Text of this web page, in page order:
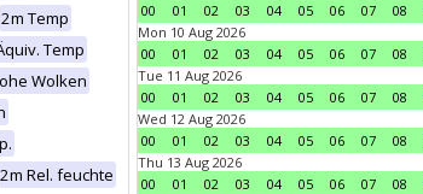
2m Temp
Temp
Wolken
2m Rel. feuchte
00
01 02 03 04 05 06 07 08
Mon 10 Aug 2026
00
01 02 03 04 05 06 07 08
Tue 11 Aug 2026
00
01 02 03 04 05 06 07 08
Wed 12 Aug 2026
00
01 02 03 04 05 06 07 08
Thu 13 Aug 2026
00
01 02 03 04 05 06 07 08